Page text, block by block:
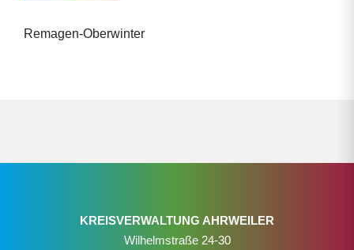
Remagen-Oberwinter
KREISVERWALTUNG AHRWEILER
Wilhelmstraße 24-30